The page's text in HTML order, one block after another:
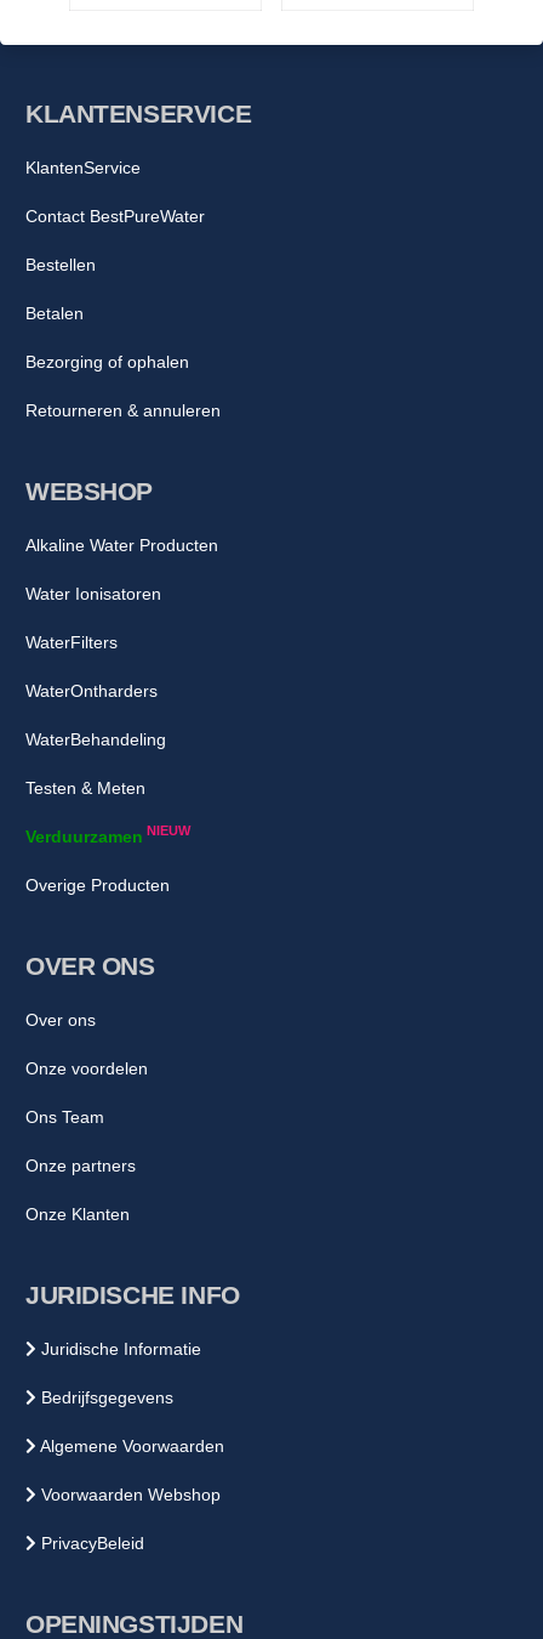
WEBSHOP
Alkaline Water Producten
Water Ionisatoren
WaterFilters
WaterOntharders
WaterBehandeling
Testen & Meten
Verduurzamen NIEUW
Overige Producten
OVER ONS
Over ons
Onze voordelen
Ons Team
Onze partners
Onze Klanten
JURIDISCHE INFO
Juridische Informatie
Bedrijfsgegevens
Algemene Voorwaarden
Voorwaarden Webshop
PrivacyBeleid
OPENINGSTIJDEN
KLANTENSERVICE
KlantenService
Contact BestPureWater
Bestellen
Betalen
Bezorging of ophalen
Retourneren & annuleren